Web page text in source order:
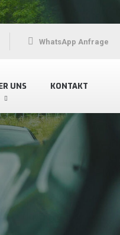
UNS KONTAKT
WhatsApp Anfrage